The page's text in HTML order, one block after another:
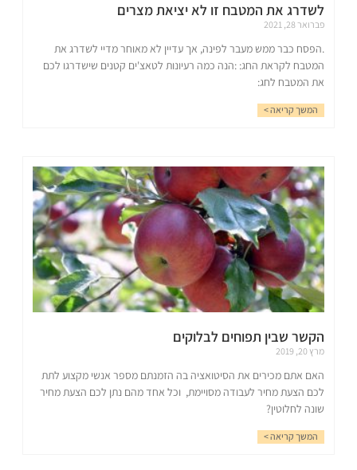
לשדרג את המטבח זו לא יציאת מצרים
פברואר 28, 2021
.הפסח כבר ממש מעבר לפינה, אך עדיין לא מאוחר מדיי לשדרג את
המטבח לקראת החג: :הנה כמה רעיונות לטאצ'ים קטנים שישדרגו לכם
את המטבח לחג:
המשך קריאה >
הקשר שבין תפוחים לבלוקים
מרץ 20, 2019
האם אתם מכירים את הסיטואציה בה הזמנתם מספר אנשי מקצוע לתת
לכם הצעת מחיר לעבודה מסויימת, וכל אחד מהם נתן לכם הצעת מחיר
שונה לחלוטין?
המשך קריאה >